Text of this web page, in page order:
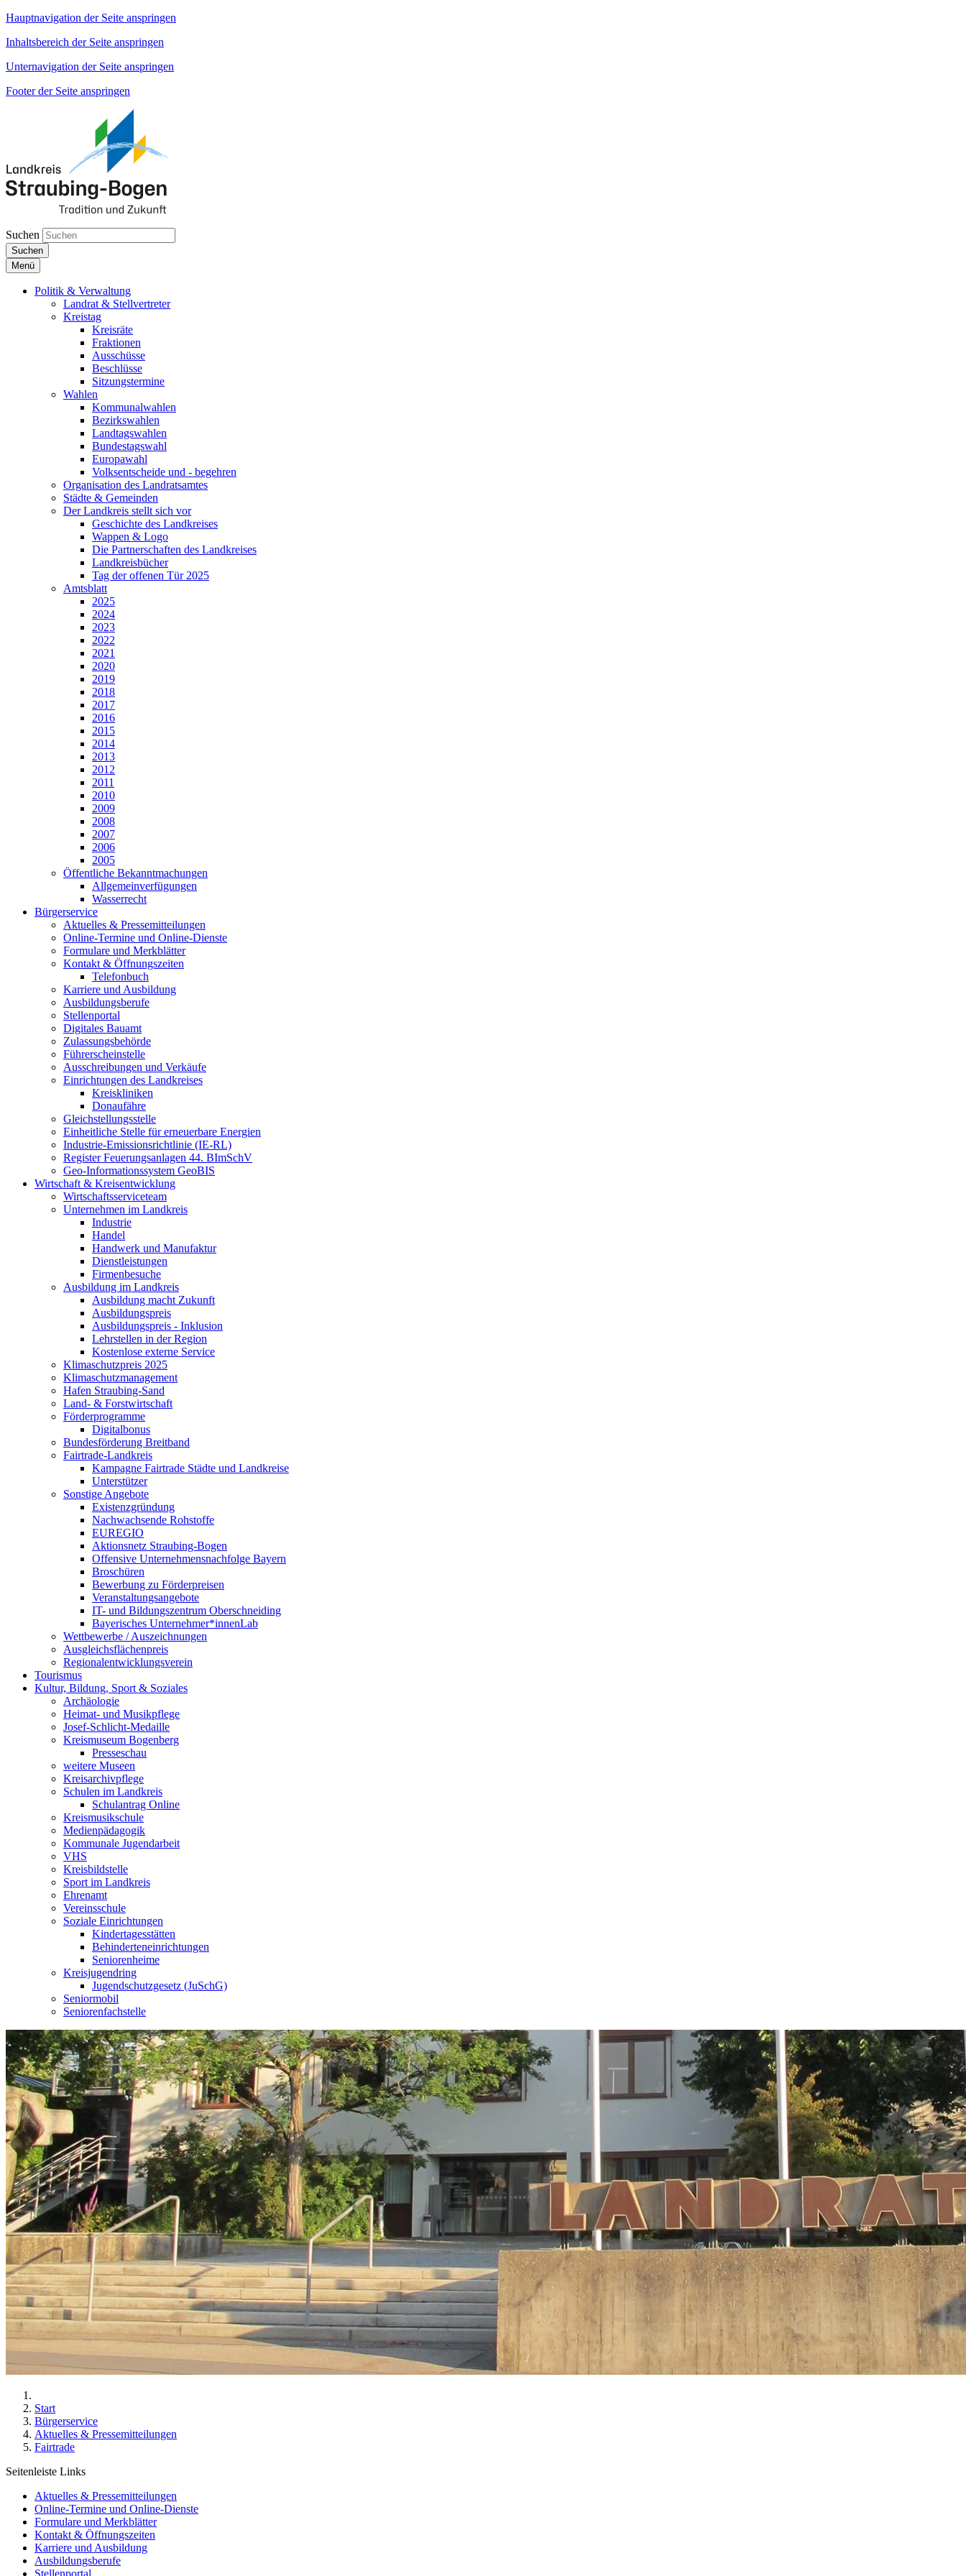
Hauptnavigation der Seite anspringen
Inhaltsbereich der Seite anspringen
Unternavigation der Seite anspringen
Footer der Seite anspringen
Suchen
Suchen
Menü
Politik & Verwaltung
Landrat & Stellvertreter
Kreistag
Kreisräte
Fraktionen
Ausschüsse
Beschlüsse
Sitzungstermine
Wahlen
Kommunalwahlen
Bezirkswahlen
Landtagswahlen
Bundestagswahl
Europawahl
Volksentscheide und - begehren
Organisation des Landratsamtes
Städte & Gemeinden
Der Landkreis stellt sich vor
Geschichte des Landkreises
Wappen & Logo
Die Partnerschaften des Landkreises
Landkreisbücher
Tag der offenen Tür 2025
Amtsblatt
2025
2024
2023
2022
2021
2020
2019
2018
2017
2016
2015
2014
2013
2012
2011
2010
2009
2008
2007
2006
2005
Öffentliche Bekanntmachungen
Allgemeinverfügungen
Wasserrecht
Bürgerservice
Aktuelles & Pressemitteilungen
Online-Termine und Online-Dienste
Formulare und Merkblätter
Kontakt & Öffnungszeiten
Telefonbuch
Karriere und Ausbildung
Ausbildungsberufe
Stellenportal
Digitales Bauamt
Zulassungsbehörde
Führerscheinstelle
Ausschreibungen und Verkäufe
Einrichtungen des Landkreises
Kreiskliniken
Donaufähre
Gleichstellungsstelle
Einheitliche Stelle für erneuerbare Energien
Industrie-Emissionsrichtlinie (IE-RL)
Register Feuerungsanlagen 44. BImSchV
Geo-Informationssystem GeoBIS
Wirtschaft & Kreisentwicklung
Wirtschaftsserviceteam
Unternehmen im Landkreis
Industrie
Handel
Handwerk und Manufaktur
Dienstleistungen
Firmenbesuche
Ausbildung im Landkreis
Ausbildung macht Zukunft
Ausbildungspreis
Ausbildungspreis - Inklusion
Lehrstellen in der Region
Kostenlose externe Service
Klimaschutzpreis 2025
Klimaschutzmanagement
Hafen Straubing-Sand
Land- & Forstwirtschaft
Förderprogramme
Digitalbonus
Bundesförderung Breitband
Fairtrade-Landkreis
Kampagne Fairtrade Städte und Landkreise
Unterstützer
Sonstige Angebote
Existenzgründung
Nachwachsende Rohstoffe
EUREGIO
Aktionsnetz Straubing-Bogen
Offensive Unternehmensnachfolge Bayern
Broschüren
Bewerbung zu Förderpreisen
Veranstaltungsangebote
IT- und Bildungszentrum Oberschneiding
Bayerisches Unternehmer*innenLab
Wettbewerbe / Auszeichnungen
Ausgleichsflächenpreis
Regionalentwicklungsverein
Tourismus
Kultur, Bildung, Sport & Soziales
Archäologie
Heimat- und Musikpflege
Josef-Schlicht-Medaille
Kreismuseum Bogenberg
Presseschau
weitere Museen
Kreisarchivpflege
Schulen im Landkreis
Schulantrag Online
Kreismusikschule
Medienpädagogik
Kommunale Jugendarbeit
VHS
Kreisbildstelle
Sport im Landkreis
Ehrenamt
Vereinsschule
Soziale Einrichtungen
Kindertagesstätten
Behinderteneinrichtungen
Seniorenheime
Kreisjugendring
Jugendschutzgesetz (JuSchG)
Seniormobil
Seniorenfachstelle
Start
Bürgerservice
Aktuelles & Pressemitteilungen
Fairtrade
Seitenleiste Links
Aktuelles & Pressemitteilungen
Online-Termine und Online-Dienste
Formulare und Merkblätter
Kontakt & Öffnungszeiten
Karriere und Ausbildung
Ausbildungsberufe
Stellenportal